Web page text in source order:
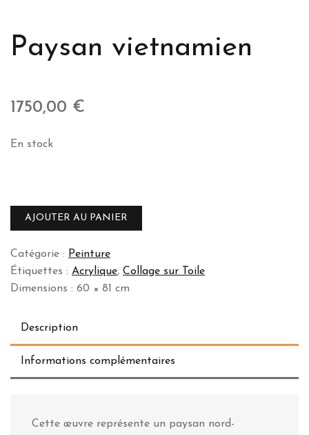
Paysan vietnamien
1750,00 €
En stock
Paysan
vietnamien
AJOUTER AU PANIER
Catégorie : Peinture
Étiquettes : Acrylique, Collage sur Toile
Dimensions : 60 × 81 cm
Description
Informations complémentaires
Cette œuvre représente un paysan nord-